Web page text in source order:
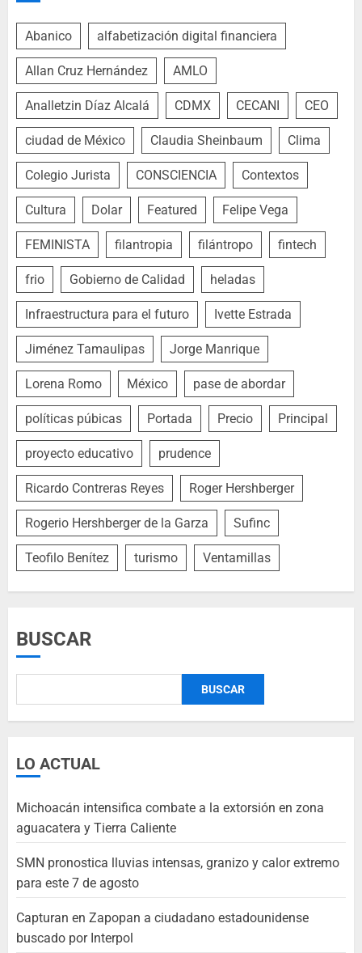
Abanico alfabetización digital financiera
Allan Cruz Hernández AMLO
Analletzin Díaz Alcalá CDMX CECANI CEO
ciudad de México Claudia Sheinbaum Clima
Colegio Jurista CONSCIENCIA Contextos
Cultura Dolar Featured Felipe Vega
FEMINISTA filantropia filántropo fintech
frio Gobierno de Calidad heladas
Infraestructura para el futuro Ivette Estrada
Jiménez Tamaulipas Jorge Manrique
Lorena Romo México pase de abordar
políticas púbicas Portada Precio Principal
proyecto educativo prudence
Ricardo Contreras Reyes Roger Hershberger
Rogerio Hershberger de la Garza Sufinc
Teofilo Benítez turismo Ventamillas
BUSCAR
BUSCAR
LO ACTUAL
Michoacán intensifica combate a la extorsión en zona
aguacatera y Tierra Caliente
SMN pronostica lluvias intensas, granizo y calor extremo
para este 7 de agosto
Capturan en Zapopan a ciudadano estadounidense
buscado por Interpol